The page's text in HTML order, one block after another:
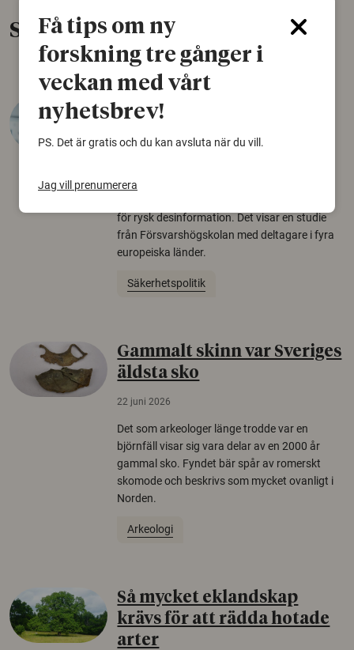
Senaste nytt
Varför tror vissa på rysk
Personer som är mer benägna att tro på
för rysk desinformation. Det visar en studie
från Försvarshögskolan med deltagare i fyra
europeiska länder.
Säkerhetspolitik
Gammalt skinn var Sveriges
äldsta sko
22 juni 2026
Det som arkeologer länge trodde var en
björnfäll visar sig vara delar av en 2000 år
gammal sko. Fyndet bär spår av romerskt
skomode och beskrivs som mycket ovanligt i
Norden.
Arkeologi
Så mycket eklandskap
krävs för att rädda hotade
arter
Få tips om ny
forskning tre gånger i
veckan med vårt
nyhetsbrev!
PS. Det är gratis och du kan avsluta när du vill.
Jag vill prenumerera